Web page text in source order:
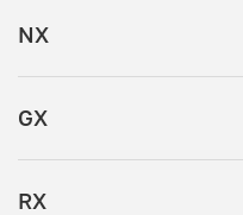
NX
GX
RX